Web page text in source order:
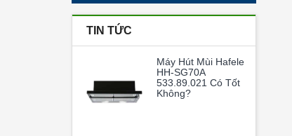
TIN TỨC
Máy Hút Mùi Hafele
HH-SG70A
533.89.021 Có Tốt
Không?